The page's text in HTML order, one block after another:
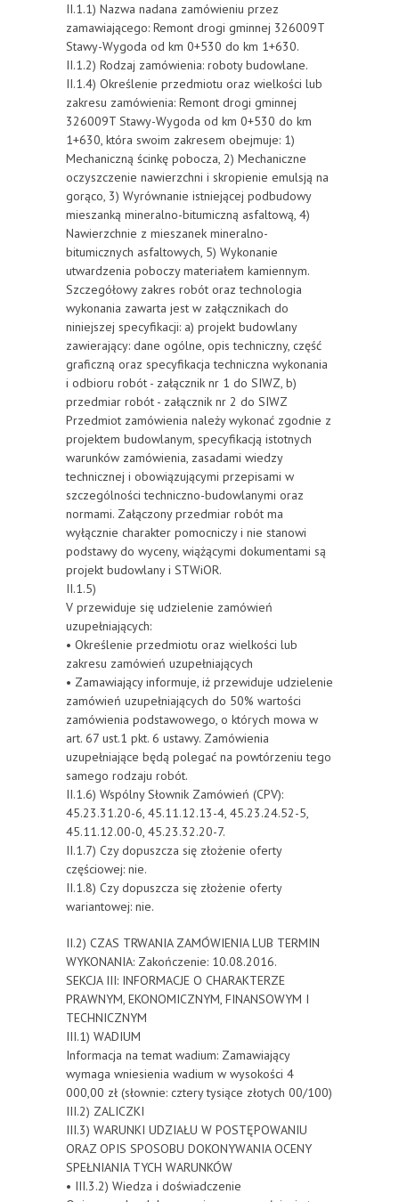
II.1.1) Nazwa nadana zamówieniu przez
zamawiającego: Remont drogi gminnej 326009T
Stawy-Wygoda od km 0+530 do km 1+630.
II.1.2) Rodzaj zamówienia: roboty budowlane.
II.1.4) Określenie przedmiotu oraz wielkości lub
zakresu zamówienia: Remont drogi gminnej
326009T Stawy-Wygoda od km 0+530 do km
1+630, która swoim zakresem obejmuje: 1)
Mechaniczną ścinkę pobocza, 2) Mechaniczne
oczyszczenie nawierzchni i skropienie emulsją na
gorąco, 3) Wyrównanie istniejącej podbudowy
mieszanką mineralno-bitumiczną asfaltową, 4)
Nawierzchnie z mieszanek mineralno-
bitumicznych asfaltowych, 5) Wykonanie
utwardzenia poboczy materiałem kamiennym.
Szczegółowy zakres robót oraz technologia
wykonania zawarta jest w załącznikach do
niniejszej specyfikacji: a) projekt budowlany
zawierający: dane ogólne, opis techniczny, część
graficzną oraz specyfikacja techniczna wykonania
i odbioru robót - załącznik nr 1 do SIWZ, b)
przedmiar robót - załącznik nr 2 do SIWZ
Przedmiot zamówienia należy wykonać zgodnie z
projektem budowlanym, specyfikacją istotnych
warunków zamówienia, zasadami wiedzy
technicznej i obowiązującymi przepisami w
szczególności techniczno-budowlanymi oraz
normami. Załączony przedmiar robót ma
wyłącznie charakter pomocniczy i nie stanowi
podstawy do wyceny, wiążącymi dokumentami są
projekt budowlany i STWiOR.
II.1.5)
V przewiduje się udzielenie zamówień
uzupełniających:
• Określenie przedmiotu oraz wielkości lub
zakresu zamówień uzupełniających
• Zamawiający informuje, iż przewiduje udzielenie
zamówień uzupełniających do 50% wartości
zamówienia podstawowego, o których mowa w
art. 67 ust.1 pkt. 6 ustawy. Zamówienia
uzupełniające będą polegać na powtórzeniu tego
samego rodzaju robót.
II.1.6) Wspólny Słownik Zamówień (CPV):
45.23.31.20-6, 45.11.12.13-4, 45.23.24.52-5,
45.11.12.00-0, 45.23.32.20-7.
II.1.7) Czy dopuszcza się złożenie oferty
częściowej: nie.
II.1.8) Czy dopuszcza się złożenie oferty
wariantowej: nie.
II.2) CZAS TRWANIA ZAMÓWIENIA LUB TERMIN
WYKONANIA: Zakończenie: 10.08.2016.
SEKCJA III: INFORMACJE O CHARAKTERZE
PRAWNYM, EKONOMICZNYM, FINANSOWYM I
TECHNICZNYM
III.1) WADIUM
Informacja na temat wadium: Zamawiający
wymaga wniesienia wadium w wysokości 4
000,00 zł (słownie: cztery tysiące złotych 00/100)
III.2) ZALICZKI
III.3) WARUNKI UDZIAŁU W POSTĘPOWANIU
ORAZ OPIS SPOSOBU DOKONYWANIA OCENY
SPEŁNIANIA TYCH WARUNKÓW
• III.3.2) Wiedza i doświadczenie